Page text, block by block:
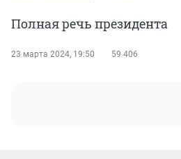
Полная речь президента
23 марта 2024, 19:50 59 406